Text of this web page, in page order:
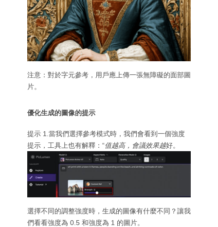
注意：對於字元參考，用戶應上傳一張無障礙的面部圖
片。
優化生成的圖像的提示
提示 1.當我們選擇參考模式時，我們會看到一個強度
提示，工具上也有解釋：“值越高，會議效果越好。
選擇不同的調整強度時，生成的圖像有什麼不同？讓我
們看看強度為 0.5 和強度為 1 的圖片。